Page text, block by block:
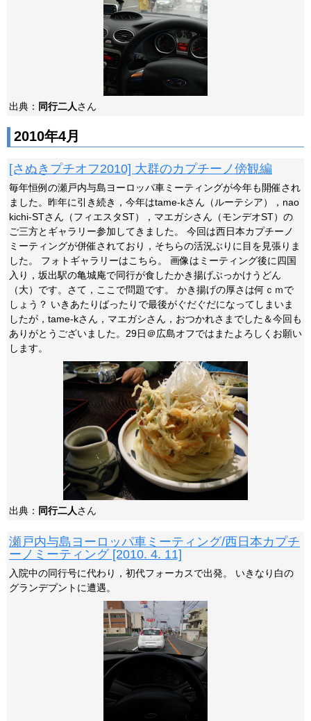
出典： 同行二人さん
2010年4月
[さぬきプチオフ2010] 大群のカプチーノ傍観編
毎年恒例の瀬戸内与島ヨーロッパ車ミーティングが今年も開催され
ました。昨年に引き続き，今年はtame-kさん（ルーテシア），nao
kichi-STさん（フィエスタST），マエガシさん（モンデオST）の
ご三方とギャラリー参加してきました。 今回は西日本カプチーノ
ミーティングが併催されており，そちらの活況ぶりに目を見張りま
した。 フォトギャラリーはこちら。 画像はミーティング後に四国
入り，坂出駅の亀城庵で同行が食したかき揚げぶっかけうどん
（大）です。さて，ここで問題です。 かき揚げの厚さは何ｃｍで
しょう？ いきあたりばったりで最後がぐだぐだになってしまいま
したが，tame-kさん，マエガシさん，おつかれさまでした＆今回も
ありがとうございました。29日＠広島オフではまたよろしくお願い
します。
出典： 同行二人さん
瀬戸内与島ヨーロッパ車ミーティング/西日本カプチ
ーノミーティング [2010. 4. 11]
入院中の同行号に代わり，初代フォーカスで出発。 いきなり白の
グランデプントに遭遇。